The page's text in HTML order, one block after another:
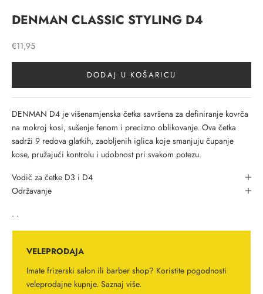
DENMAN CLASSIC STYLING D4
Prodajna cijena
€11,95
DODAJ U KOŠARICU
DENMAN D4 je višenamjenska četka savršena za definiranje kovrča
na mokroj kosi, sušenje fenom i precizno oblikovanje. Ova četka
sadrži 9 redova glatkih, zaobljenih iglica koje smanjuju čupanje
kose, pružajući kontrolu i udobnost pri svakom potezu.
Vodič za četke D3 i D4
Održavanje
. .
VELEPRODAJA
Imate frizerski salon ili barber shop? Koristite pogodnosti
veleprodajne kupnje. Saznaj više.